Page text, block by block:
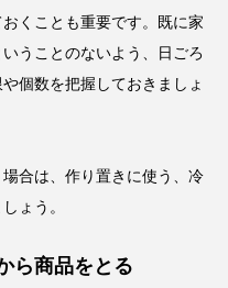
くことも重要です。既に家
うことのないよう、日ごろ
個数を把握しておきましょ
合は、作り置きに使う、冷
ょう。
ら商品をとる